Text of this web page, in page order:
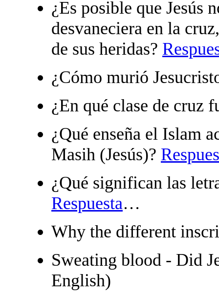
¿Es posible que Jesús
desvaneciera en la
de sus heridas?
¿Cómo murió
¿En qué clase de cruz
¿Qué enseña el Islam
Masih (Jesús)?
¿Qué significan las
Respuesta…
Why the different
Sweating blood - Did
English)